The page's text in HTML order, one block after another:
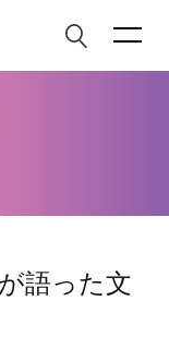
語った文